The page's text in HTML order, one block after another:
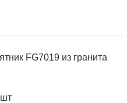
FG7019 из гранита